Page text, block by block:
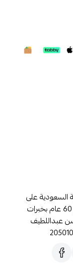
السعودية على
مستوى الخليج منذ عام 1960 اي اكثر من 60 عام بخبرات
عبداللطيف